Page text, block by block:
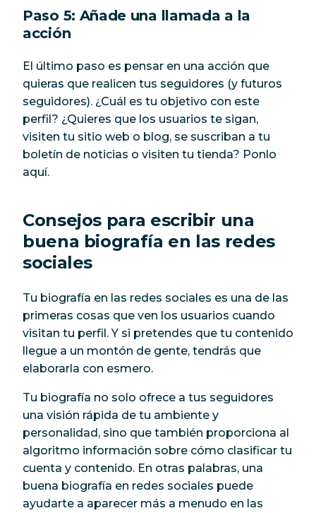
Paso 5: Añade una llamada a la
acción
El último paso es pensar en una acción que
quieras que realicen tus seguidores (y futuros
seguidores). ¿Cuál es tu objetivo con este
perfil? ¿Quieres que los usuarios te sigan,
visiten tu sitio web o blog, se suscriban a tu
boletín de noticias o visiten tu tienda? Ponlo
aquí.
Consejos para escribir una
buena biografía en las redes
sociales
Tu biografía en las redes sociales es una de las
primeras cosas que ven los usuarios cuando
visitan tu perfil. Y si pretendes que tu contenido
llegue a un montón de gente, tendrás que
elaborarla con esmero.
Tu biografía no solo ofrece a tus seguidores
una visión rápida de tu ambiente y
personalidad, sino que también proporciona al
algoritmo información sobre cómo clasificar tu
cuenta y contenido. En otras palabras, una
buena biografía en redes sociales puede
ayudarte a aparecer más a menudo en las